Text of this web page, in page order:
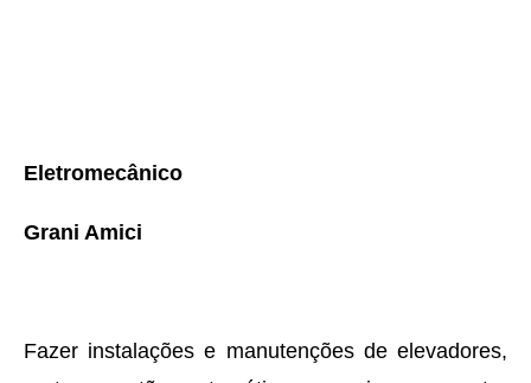
Eletromecânico
Grani Amici
Fazer instalações e manutenções de elevadores,